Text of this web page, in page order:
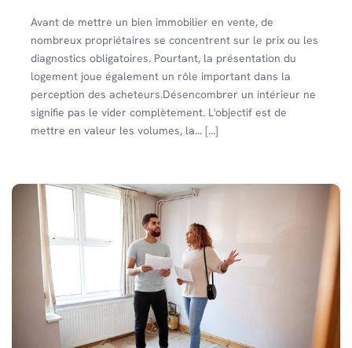
Avant de mettre un bien immobilier en vente, de
nombreux propriétaires se concentrent sur le prix ou les
diagnostics obligatoires. Pourtant, la présentation du
logement joue également un rôle important dans la
perception des acheteurs.Désencombrer un intérieur ne
signifie pas le vider complètement. L'objectif est de
mettre en valeur les volumes, la... [...]